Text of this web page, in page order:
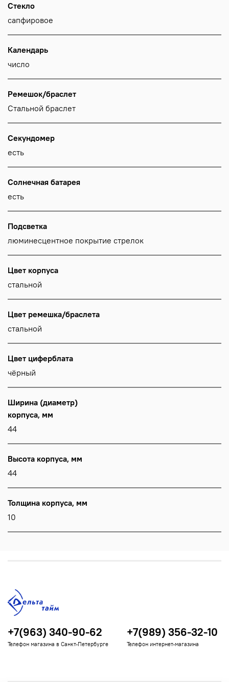
Стекло
сапфировое
Календарь
число
Ремешок/браслет
Стальной браслет
Секундомер
есть
Солнечная батарея
есть
Подсветка
люминесцентное покрытие стрелок
Цвет корпуса
стальной
Цвет ремешка/браслета
стальной
Цвет циферблата
чёрный
Ширина (диаметр)
корпуса, мм
44
Высота корпуса, мм
44
Толщина корпуса, мм
10
+7(963) 340-90-62
Телефон магазина в Санкт-Петербурге
+7(989) 356-32-10
Телефон интернет-магазина